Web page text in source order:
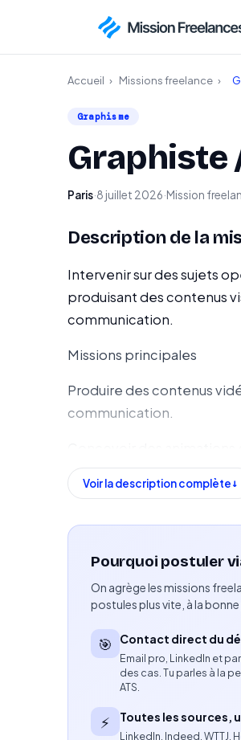
Accueil › Missions freelance ›
Graphisme
Graphiste
Paris·8 juillet 2026·Mission
Description de la
Intervenir sur des sujets
produisant des contenus
communication.
Missions principales
Produire des contenus
communication.
Créer des supports
Créer des visuels pour les
Concevoir des visuels
Veiller au respect de la
Collaborer avec l'équipe
Compétences attendues
Voir la description complète
Pourquoi postuler
On agrège les missions
postules plus vite, à la
🎯 Contact direct du
Email pro, LinkedIn et
des cas. Tu parles à la
ATS.
⚡ Toutes les sources,
LinkedIn, Indeed, WTTJ,